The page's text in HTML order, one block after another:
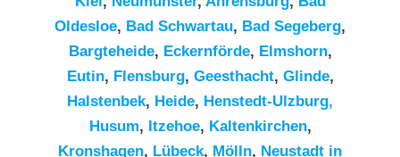
Oldesloe, Bad Schwartau, Bad Segeberg,
Bargteheide, Eckernförde, Elmshorn,
Eutin, Flensburg, Geesthacht, Glinde,
Halstenbek, Heide, Henstedt-Ulzburg,
Husum, Itzehoe, Kaltenkirchen,
Kronshagen, Lübeck, Mölln, Neustadt in